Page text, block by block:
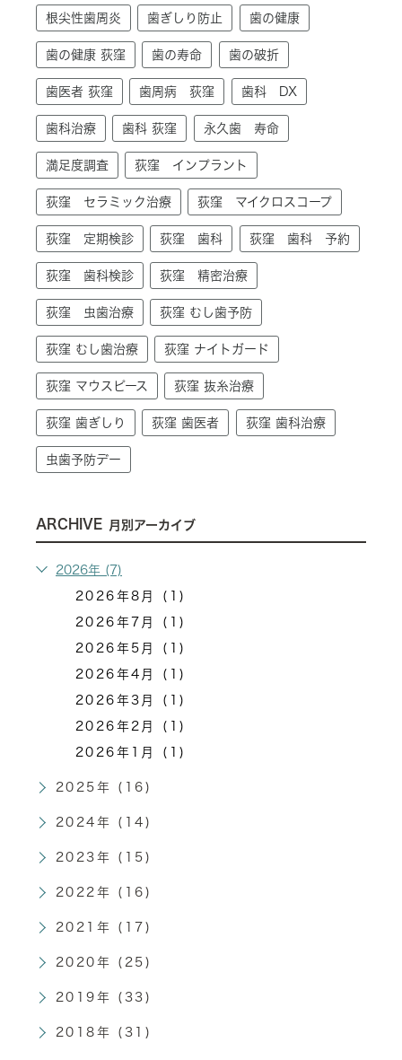
根尖性歯周炎 歯ぎしり防止 歯の健康
歯の健康 荻窪 歯の寿命 歯の破折
歯医者 荻窪 歯周病 荻窪 歯科 DX
歯科治療 歯科 荻窪 永久歯 寿命
満足度調査 荻窪 インプラント
荻窪 セラミック治療 荻窪 マイクロスコープ
荻窪 定期検診 荻窪 歯科 荻窪 歯科 予約
荻窪 歯科検診 荻窪 精密治療
荻窪 虫歯治療 荻窪 むし歯予防
荻窪 むし歯治療 荻窪 ナイトガード
荻窪 マウスピース 荻窪 抜糸治療
荻窪 歯ぎしり 荻窪 歯医者 荻窪 歯科治療
虫歯予防デー
ARCHIVE 月別アーカイブ
2026年 (7)
2026年8月 (1)
2026年7月 (1)
2026年5月 (1)
2026年4月 (1)
2026年3月 (1)
2026年2月 (1)
2026年1月 (1)
2025年 (16)
2024年 (14)
2023年 (15)
2022年 (16)
2021年 (17)
2020年 (25)
2019年 (33)
2018年 (31)